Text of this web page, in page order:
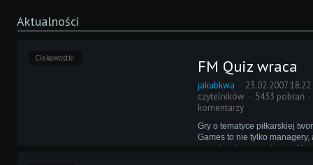
Aktualności
Ciekawostki FM Quiz wraca
jakubkwa
23.02.2007 18:22
czytelników
5433 pobrań
komentarzy
Gry o tematyce piłkarskiej
Games to nie tylko managery,
nazwijmy to, gry quizowe.